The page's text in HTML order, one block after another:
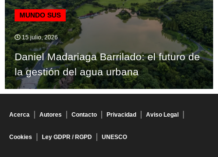
MUNDO SUS
15 julio, 2026
Daniel Madariaga Barrilado: el futuro de
la gestión del agua urbana
Acerca Autores Contacto Privacidad Aviso Legal
Cookies Ley GDPR / RGPD UNESCO